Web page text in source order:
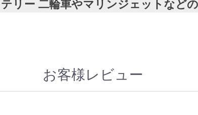
リー 二輪車やマリンジェットなど
お客様レビュー